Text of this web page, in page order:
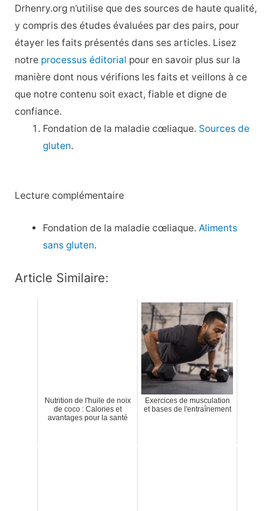
Drhenry.org n’utilise que des sources de haute qualité,
y compris des études évaluées par des pairs, pour
étayer les faits présentés dans ses articles. Lisez
notre processus éditorial pour en savoir plus sur la
manière dont nous vérifions les faits et veillons à ce
que notre contenu soit exact, fiable et digne de
confiance.
Fondation de la maladie cœliaque. Sources de
gluten.
Lecture complémentaire
Fondation de la maladie cœliaque.Aliments
sans gluten.
Article Similaire:
Nutrition de l'huile de noix
de coco : Calories et
avantages pour la santé
Exercices de musculation
et bases de l'entraînement